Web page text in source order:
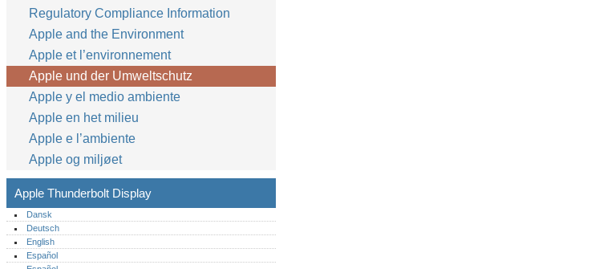
Regulatory Compliance Information
Apple and the Environment
Apple et l’environnement
Apple und der Umweltschutz
Apple y el medio ambiente
Apple en het milieu
Apple e l’ambiente
Apple og miljøet
Apple Thunderbolt Display
Dansk
Deutsch
English
Español